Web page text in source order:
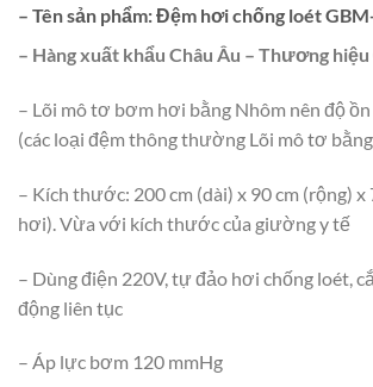
– Tên sản phẩm:Đệm hơi chống loét
– Hàng xuất khẩu Châu Âu – Thương hiệu
– Lõi mô tơ bơm hơi bằng Nhôm nên độ
(các loại đệm thông thường Lõi mô tơ
– Kích thước: 200 cm (dài) x 90 cm (rộng) x
hơi). Vừa với kích thước của giường y tế
– Dùng điện 220V, tự đảo hơi chống loét,
động liên tục
– Áp lực bơm 120 mmHg